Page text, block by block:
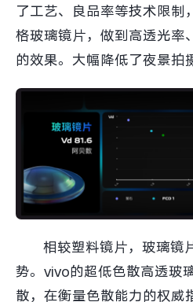
了工艺、良品率等技术限制
格玻璃镜片，做到高透光率
的效果。大幅降低了夜景拍
相较塑料镜片，玻璃镜
势。vivo的超低色散高透玻
散，在衡量色散能力的权威